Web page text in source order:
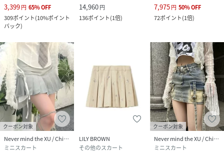
3,399円 65%OFF
309ポイント(10%ポイント
バック)
14,960円
136ポイント(1倍)
7,975円 50%OFF
72ポイント(1倍)
クーポン対象
Never mind the XU / Chikashitsu+
ミニスカート
LILY BROWN
その他のスカート
クーポン対象
Never mind the XU / Chikashitsu+
ミニスカート